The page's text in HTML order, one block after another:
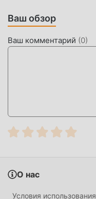
Ваш обзор
Ваш комментарий (0)
О нас
Условия использования